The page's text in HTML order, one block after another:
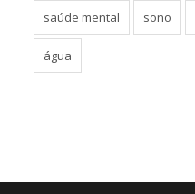
saúde mental sono
água